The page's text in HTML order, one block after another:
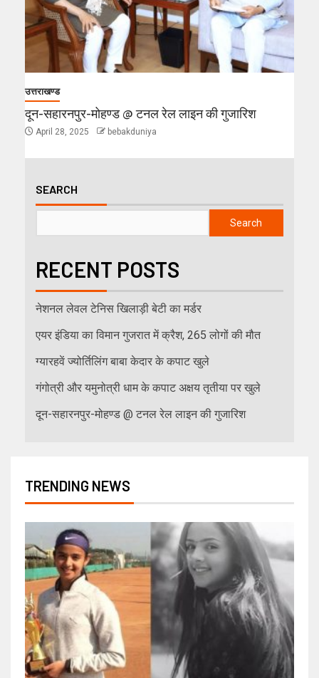
उत्तराखण्ड
दून-सहारनपुर-मोहण्ड @ टनल रेल लाइन की गुजारिश
April 28, 2025 bebakduniya
SEARCH
Search
RECENT POSTS
नेशनल लेवल टेनिस खिलाड़ी बेटी का मर्डर
एयर इंडिया का विमान गुजरात में क्रैश, 265 लोगों की मौत
ग्यारहवें ज्योर्तिलिंग बाबा केदार के कपाट खुले
गंगोत्री और यमुनोत्री धाम के कपाट अक्षय तृतीया पर खुले
दून-सहारनपुर-मोहण्ड @ टनल रेल लाइन की गुजारिश
TRENDING NEWS